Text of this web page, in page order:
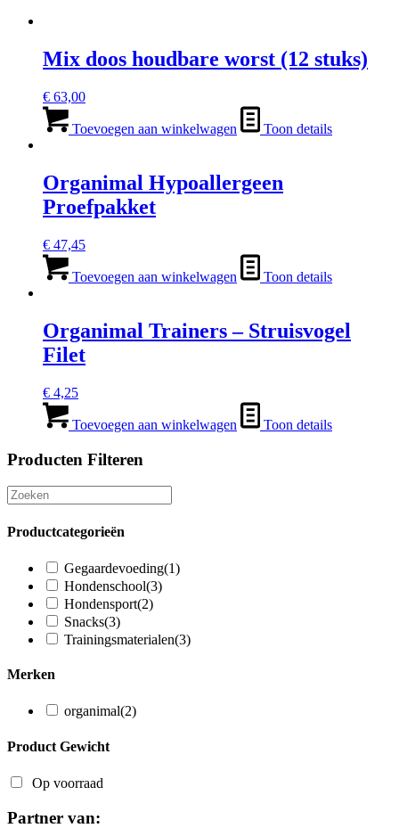
Mix doos houdbare worst (12 stuks)
€ 63,00
Toevoegen aan winkelwagen Toon details
Organimal Hypoallergeen
Proefpakket
€ 47,45
Toevoegen aan winkelwagen Toon details
Organimal Trainers – Struisvogel
Filet
€ 4,25
Toevoegen aan winkelwagen Toon details
Producten Filteren
Productcategorieën
Gegaardevoeding(1)
Hondenschool(3)
Hondensport(2)
Snacks(3)
Trainingsmaterialen(3)
Merken
organimal(2)
Product Gewicht
Op voorraad
Partner van: